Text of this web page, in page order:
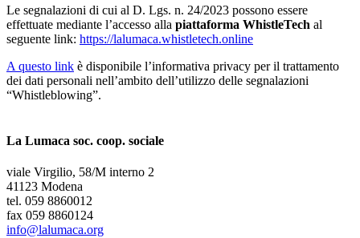
Le segnalazioni di cui al D. Lgs. n. 24/2023 possono essere
effettuate mediante l’accesso alla piattaforma WhistleTech al
seguente link: https://lalumaca.whistletech.online
A questo link è disponibile l’informativa privacy per il trattamento
dei dati personali nell’ambito dell’utilizzo delle segnalazioni
“Whistleblowing”.
La Lumaca soc. coop. sociale
viale Virgilio, 58/M interno 2
41123 Modena
tel. 059 8860012
fax 059 8860124
info@lalumaca.org